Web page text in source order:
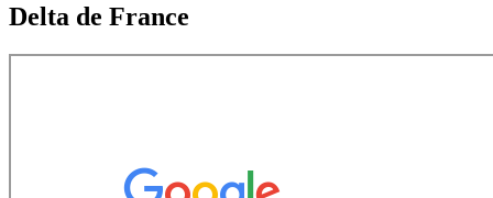
Delta de France